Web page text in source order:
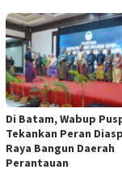
Di Batam, Wabup
Tekankan Peran
Raya Bangun Daerah
Perantauan